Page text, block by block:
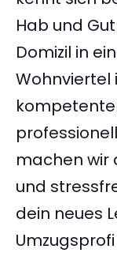
Hab und
Domizil in
Wohnviertel
machen wir
und
dein neues
Umzugsprofi